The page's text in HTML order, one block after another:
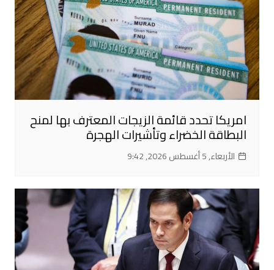
امريكا تحدد قائمة الزيجات المعترف بها لمنح
البطاقة الخضراء وتأشيرات الهجرة
الأربعاء, 5 أغسطس 2026, 9:42